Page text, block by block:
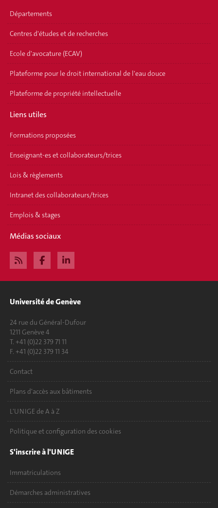
Départements
Centres d'études et de recherches
Ecole d'avocature (ECAV)
Plateforme pour le droit international de l'eau douce
Plateforme de propriété intellectuelle
Liens utiles
Formations proposées
Enseignant-es et collaborateurs/trices
Lois & règlements
Intranet des collaborateurs/trices
Emplois & stages
Médias sociaux
Université de Genève
24 rue du Général-Dufour
1211 Genève 4
T. +41 (0)22 379 71 11
F. +41 (0)22 379 11 34
Contact
Plans d'accès aux bâtiments
L'UNIGE de A à Z
Politique et configuration des cookies
S'inscrire à l'UNIGE
Immatriculations
Démarches administratives